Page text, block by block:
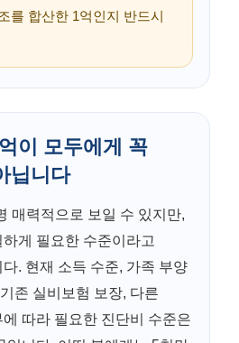
를 합산한 1억인지 반드시
이 모두에게 꼭
닙니다
매력적으로 보일 수 있지만,
게 필요한 수준이라고
. 현재 소득 수준, 가족 부양
존 실비보험 보장, 다른
따라 필요한 진단비 수준은